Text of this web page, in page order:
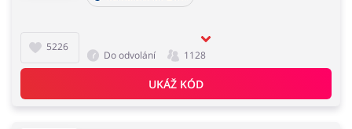
5226
Do odvolání 1128
UKÁŽ KÓD